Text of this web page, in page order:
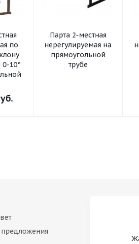
по
10°
Парта 2-местная
нерегулируемая на
прямоугольной
трубе